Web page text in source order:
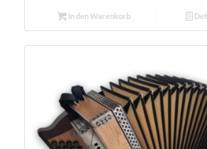
In den Warenkorb